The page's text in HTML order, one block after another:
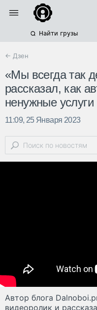
Найти грузы
← Дзен
«Мы всегда так
рассказал, как
ненужные услуги
11:09, 25 Января 2023
Автор блога
видеоролик и